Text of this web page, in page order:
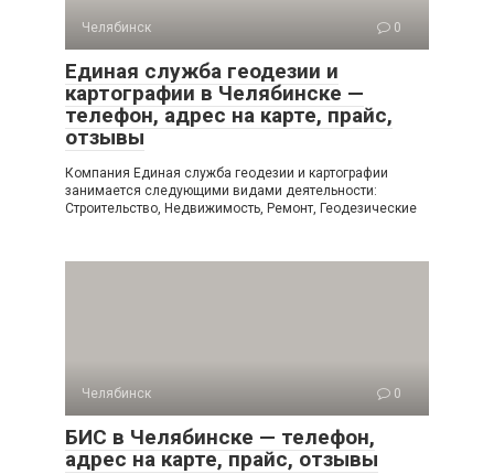
Челябинск 0
Единая служба геодезии и
картографии в Челябинске —
телефон, адрес на карте, прайс,
отзывы
Компания Единая служба геодезии и картографии
занимается следующими видами деятельности:
Строительство, Недвижимость, Ремонт, Геодезические
Челябинск 0
БИС в Челябинске — телефон,
адрес на карте, прайс, отзывы